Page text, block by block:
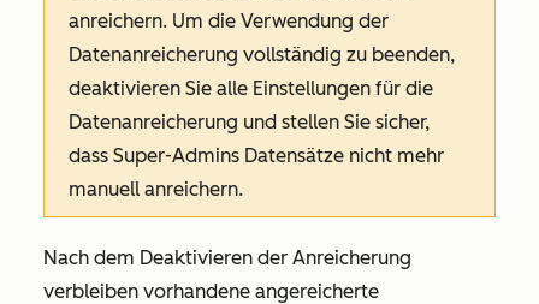
anreichern. Um die Verwendung der
Datenanreicherung vollständig zu beenden,
deaktivieren Sie alle Einstellungen für die
Datenanreicherung und stellen Sie sicher,
dass Super-Admins Datensätze nicht mehr
manuell anreichern.
Nach dem Deaktivieren der Anreicherung
verbleiben vorhandene angereicherte